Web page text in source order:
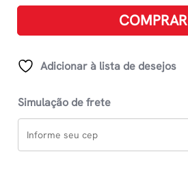
Chuva
E
Contos
COMPRAR
Adicionar à lista de desejos
Simulação de frete